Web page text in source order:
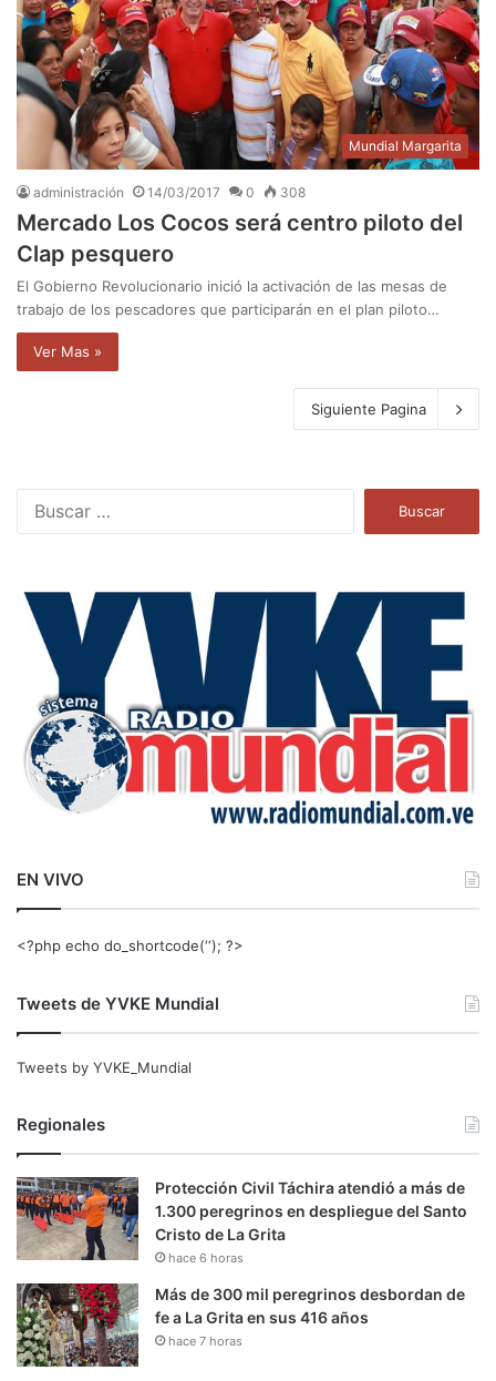
Mundial Margarita
administración 14/03/2017 0 308
Mercado Los Cocos será centro piloto del
Clap pesquero
El Gobierno Revolucionario inició la activación de las mesas de
trabajo de los pescadores que participarán en el plan piloto…
Ver Mas »
Siguiente Pagina
a
EN VIVO
<?php echo do_shortcode(‘‘); ?>
Tweets de YVKE Mundial
Tweets by YVKE_Mundial
Regionales
Protección Civil Táchira atendió a más de
1.300 peregrinos en despliegue del Santo
Cristo de La Grita
hace 6 horas
Más de 300 mil peregrinos desbordan de
fe a La Grita en sus 416 años
hace 7 horas